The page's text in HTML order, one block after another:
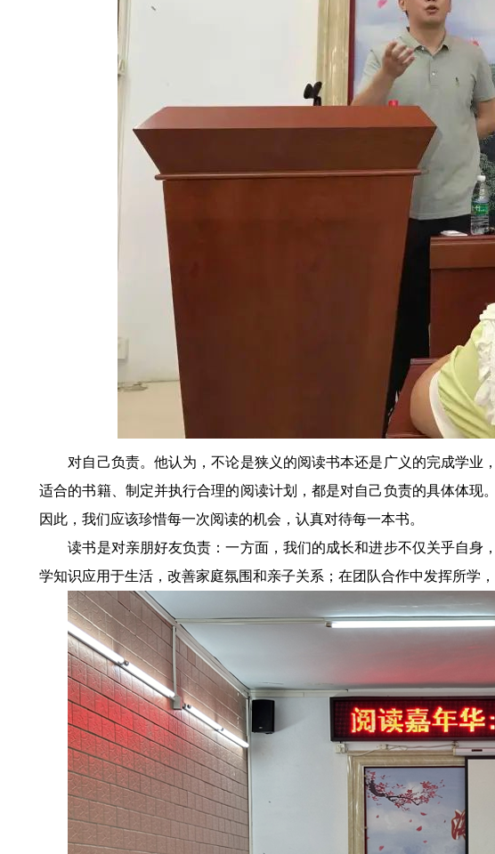
对自己负责。他认为，不论是狭义的阅读书本还是广义的完成学业
适合的书籍、制定并执行合理的阅读计划，都是对自己负责的具体体现
因此，我们应该珍惜每一次阅读的机会，认真对待每一本书。
读书是对亲朋好友负责：一方面，我们的成长和进步不仅关乎自身
学知识应用于生活，改善家庭氛围和亲子关系；在团队合作中发挥所学